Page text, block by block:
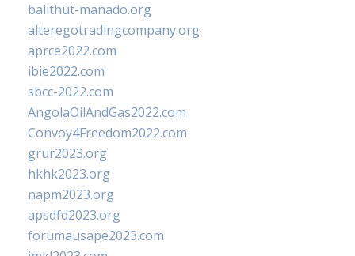
balithut-manado.org
alteregotradingcompany.org
aprce2022.com
ibie2022.com
sbcc-2022.com
AngolaOilAndGas2022.com
Convoy4Freedom2022.com
grur2023.org
hkhk2023.org
napm2023.org
apsdfd2023.org
forumausape2023.com